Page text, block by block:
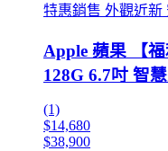
特惠銷售 外觀近新
Apple 蘋果 【
128G 6.7吋 智
(1)
$14,680
$38,900